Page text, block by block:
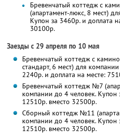
Бревенчатый коттедж с
(апартамент-люкс, 8 мест)
Купон за 3460р. и доплата
30100р.
Заезды с 29 апреля по 10 мая
Бревенчатый коттедж с
стандарт, 6 мест) для
2240р. и доплата на месте:
Бревенчатый коттедж №7
компании до 4 человек. Купон
12510р. вместо 32500р.
Сборный коттедж №11
компании до 4 человек. Купон
12510р. вместо 32500р.